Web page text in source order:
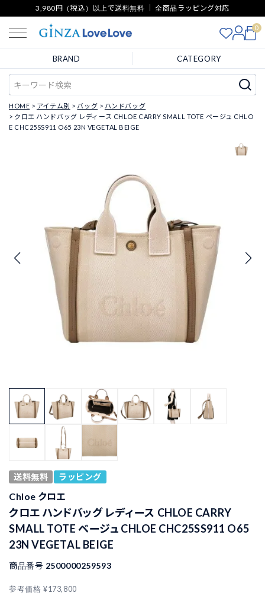
3,980円（税込）以上で送料無料 ｜ 全商品ラッピング対応
0
BRAND CATEGORY
HOME アイテム別 バッグ
ハンドバッグ
クロエ ハンドバッグ レディース CHLOE CARRY SMALL TOTE ベージュ CHLO
E CHC25SS911 O65 23N VEGETAL BEIGE
送料無料 ラッピング
Chloe クロエ
クロエ ハンドバッグ レディース CHLOE CARRY
SMALL TOTE ベージュ CHLOE CHC25SS911 O65
23N VEGETAL BEIGE
商品番号 2500000259593
参考価格 ¥173,800